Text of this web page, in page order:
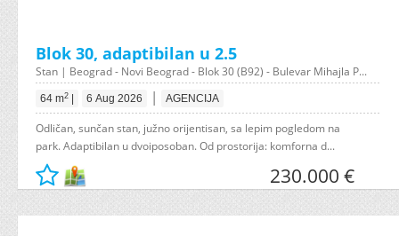
Blok 30, adaptibilan u 2.5
Stan | Beograd - Novi Beograd - Blok 30 (B92) - Bulevar Mihajla P...
64 m2 6 Aug 2026 | AGENCIJA
Odličan, sunčan stan, južno orijentisan, sa lepim pogledom na
park. Adaptibilan u dvoiposoban. Od prostorija: komforna d...
230.000 €